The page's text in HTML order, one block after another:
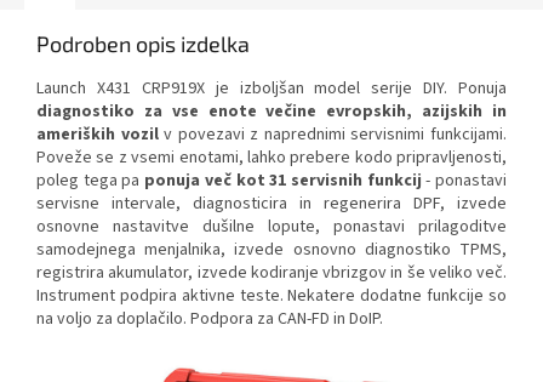
Podroben opis izdelka
Launch X431 CRP919X je izboljšan model serije DIY. Ponuja
diagnostiko za vse enote večine evropskih, azijskih in
ameriških vozilv povezavi z naprednimi servisnimi funkcijami.
Poveže se z vsemi enotami, lahko prebere kodo pripravljenosti,
poleg tega pa ponuja več kot 31 servisnih funkcij - ponastavi
servisne intervale, diagnosticira in regenerira DPF, izvede
osnovne nastavitve dušilne lopute, ponastavi prilagoditve
samodejnega menjalnika, izvede osnovno diagnostiko TPMS,
registrira akumulator, izvede kodiranje vbrizgov in še veliko več.
Instrument podpira aktivne teste. Nekatere dodatne funkcije so
na voljo za doplačilo. Podpora za CAN-FD in DoIP.